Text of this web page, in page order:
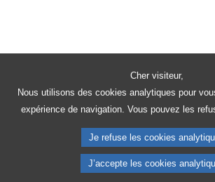
Cher visiteur,
Nous utilisons des cookies analytiques pour
expérience de navigation. Vous pouvez les
Je refuse les cookies
J’accepte les cookies